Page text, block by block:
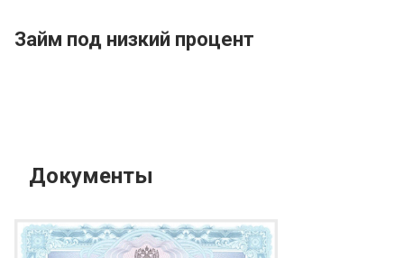
Займ под низкий процент
Документы